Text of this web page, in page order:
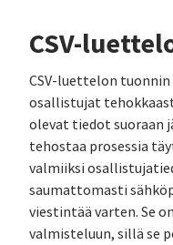
CSV-
CSV-luettelon
osallistujat
olevat tiedot suoraan
tehostaa prosessia
valmiiksi
saumattomasti
viestintää varten. Se
valmisteluun, sillä se